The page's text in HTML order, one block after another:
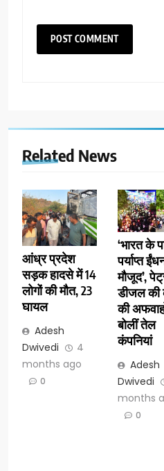
Related News
आंध्र प्रदेश
सड़क हादसे में 14
लोगों की मौत, 23
घायल
Adesh
Dwivedi
4
months ago
0
‘भारत के
पर्याप्त
मौजूद’,
डीजल की
की
बोलीं तेल
कंपनियां
Adesh
Dwivedi
months
0